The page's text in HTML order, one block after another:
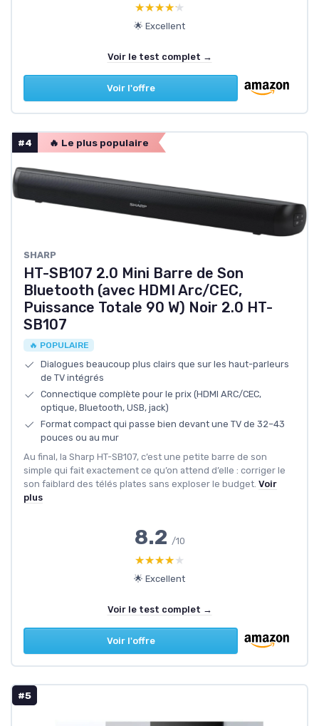
★★★★★
★★★★★
🌟 Excellent
Voir le test complet →
Voir l'offre
#4 🔥 Le plus populaire
SHARP
HT-SB107 2.0 Mini Barre de Son
Bluetooth (avec HDMI Arc/CEC,
Puissance Totale 90 W) Noir 2.0 HT-
SB107
🔥 POPULAIRE
Dialogues beaucoup plus clairs que sur les haut-parleurs
de TV intégrés
Connectique complète pour le prix (HDMI ARC/CEC,
optique, Bluetooth, USB, jack)
Format compact qui passe bien devant une TV de 32–43
pouces ou au mur
Au final, la Sharp HT-SB107, c’est une petite barre de son
simple qui fait exactement ce qu’on attend d’elle : corriger le
son faiblard des télés plates sans exploser le budget. Voir
plus
8.2 /10
★★★★★
★★★★★
🌟 Excellent
Voir le test complet →
Voir l'offre
#5